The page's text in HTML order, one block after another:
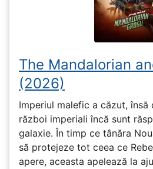
The Mandalorian
(2026)
Imperiul malefic a căzut, însă
război imperiali încă sunt
galaxie. În timp ce tânăra
să protejeze tot ceea ce
apere, aceasta apelează la